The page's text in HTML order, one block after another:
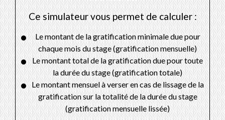
Ce simulateur vous permet de calculer :
Le montant de la gratification minimale due pour
chaque mois du stage (gratification mensuelle)
Le montant total de la gratification due pour toute
la durée du stage (gratification totale)
Le montant mensuel à verser en cas de lissage de la
gratification sur la totalité de la durée du stage
(gratification mensuelle lissée)